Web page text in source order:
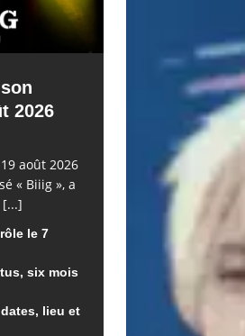
2026
août 2026
« Biiig », a
[...]
le 7
six mois
dates, lieu et